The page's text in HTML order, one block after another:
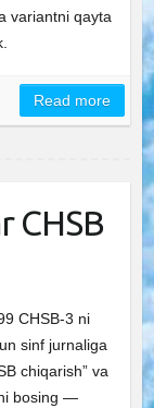
variantni qayta
Read more
CHSB
CHSB-3 ni
sinf jurnaliga
chiqarish” va
bosing —